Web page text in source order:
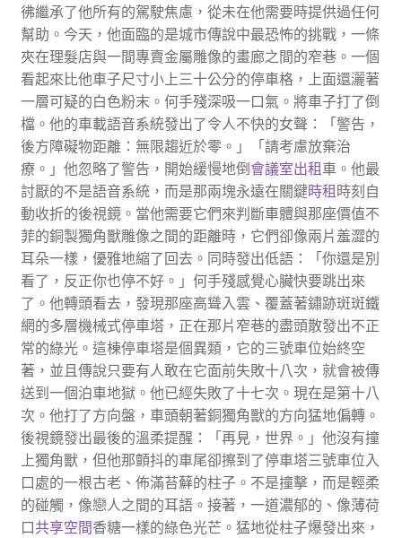
彿繼承了他所有的駕駛焦慮，從未在他需要時提供過任何
幫助。今天，他面臨的是城市傳說中最恐怖的挑戰，一條
夾在理髮店與一間專賣金屬雕像的畫廊之間的窄巷。一個
看起來比他車子尺寸小上三十公分的停車格，上面還灑著
一層可疑的白色粉末。何手殘深吸一口氣。將車子打了倒
檔。他的車載語音系統發出了令人不快的女聲：「警告，
後方障礙物距離：無限趨近於零。」「請考慮放棄治
療。」他忽略了警告，開始緩慢地倒會議室出租車。他最
討厭的不是語音系統，而是那兩塊永遠在關鍵時租時刻自
動收折的後視鏡。當他需要它們來判斷車體與那座價值不
菲的銅製獨角獸雕像之間的距離時，它們卻像兩片羞澀的
耳朵一樣，優雅地縮了回去。同時發出低語：「你還是別
看了，反正你也停不好。」何手殘感覺心臟快要跳出來
了。他轉頭看去，發現那座高聳入雲、覆蓋著鏽跡斑斑鐵
網的多層機械式停車塔，正在那片窄巷的盡頭散發出不正
常的綠光。這棟停車塔是個異類，它的三號車位始終空
著，並且傳說只要有人敢在它面前失敗十八次，就會被傳
送到一個泊車地獄。他已經失敗了十七次。現在是第十八
次。他打了方向盤，車頭朝著銅獨角獸的方向猛地偏轉。
後視鏡發出最後的溫柔提醒：「再見，世界。」他沒有撞
上獨角獸，但他那顫抖的車尾卻擦到了停車塔三號車位入
口處的一根古老、佈滿苔蘚的柱子。不是撞擊，而是輕柔
的碰觸，像戀人之間的耳語。接著，一道濃郁的、像薄荷
口共享空間香糖一樣的綠色光芒。猛地從柱子爆發出來，